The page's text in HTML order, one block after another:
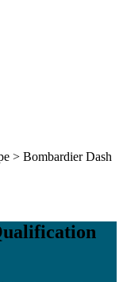
> Bombardier Dash